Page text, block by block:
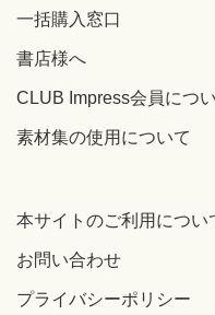
一括購入窓口
書店様へ
CLUB Impress会員につ
素材集の使用について
本サイトのご利用につい
お問い合わせ
プライバシーポリシー